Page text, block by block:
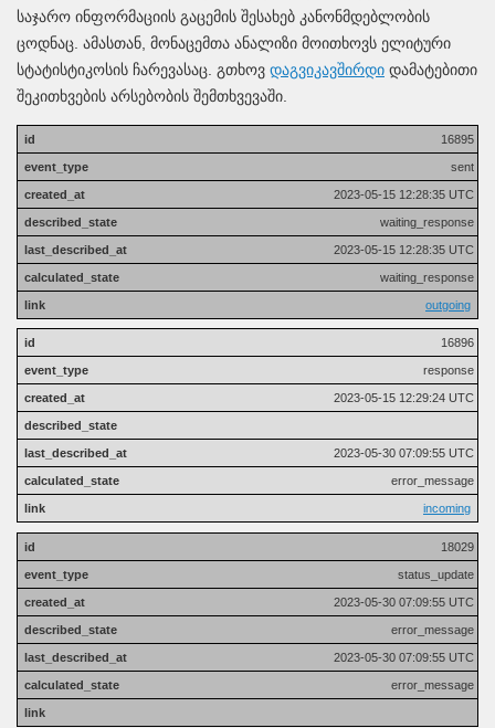
საჯარო ინფორმაციის გაცემის შესახებ კანონმდებლობის
ცოდნაც. ამასთან, მონაცემთა ანალიზი მოითხოვს ელიტური
სტატისტიკოსის ჩარევასაც. გთხოვ დაგვიკავშირდი დამატებითი
შეკითხვების არსებობის შემთხვევაში.
16895
sent
2023-05-15 12:28:35 UTC
waiting_response
2023-05-15 12:28:35 UTC
waiting_response
outgoing
16896
response
2023-05-15 12:29:24 UTC
2023-05-30 07:09:55 UTC
error_message
incoming
18029
status_update
2023-05-30 07:09:55 UTC
error_message
2023-05-30 07:09:55 UTC
error_message